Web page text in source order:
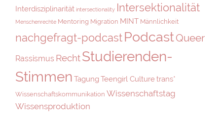
Interdisziplinarität intersectionality Intersektionalität
Menschenrechte Mentoring Migration MINT Männlichkeit
nachgefragt-podcastPodcastQueer
Rassismus RechtStudierenden-
Stimmen Tagung Teengirl Culturetrans*
Wissenschaftskommunikation Wissenschaftstag
Wissensproduktion